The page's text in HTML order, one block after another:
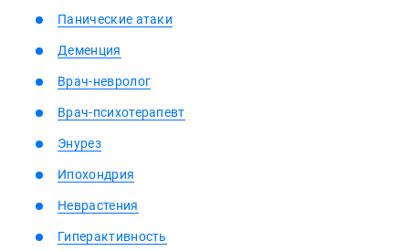
Панические атаки
Деменция
Врач-невролог
Врач-психотерапевт
Энурез
Ипохондрия
Неврастения
Гиперактивность